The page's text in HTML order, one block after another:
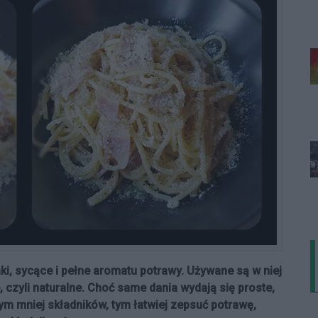
sycące i pełne aromatu potrawy. Używane są w niej
naturalne. Choć same dania wydają się proste,
mniej składników, tym łatwiej zepsuć potrawę,